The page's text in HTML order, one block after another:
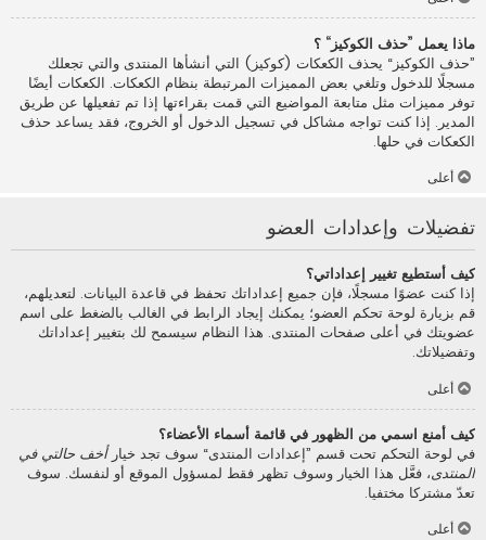
ماذا يعمل ”حذف الكوكيز“ ؟
”حذف الكوكيز“ يحذف الكعكات (كوكيز) التي أنشأها المنتدى والتي تجعلك
مسجلًا للدخول وتلغي بعض المميزات المرتبطة بنظام الكعكات. الكعكات أيضًا
توفر مميزات مثل متابعة المواضيع التي قمت بقراءتها إذا تم تفعيلها عن طريق
المدير. إذا كنت تواجه مشاكل في تسجيل الدخول أو الخروج، فقد يساعد حذف
الكعكات في حلها.
أعلى
تفضيلات وإعدادات العضو
كيف أستطيع تغيير إعداداتي؟
إذا كنت عضوًا مسجلًا، فإن جميع إعداداتك تحفظ في قاعدة البيانات. لتعديلهم،
قم بزيارة لوحة تحكم العضو؛ يمكنك إيجاد الرابط في الغالب بالضغط على اسم
عضويتك في أعلى صفحات المنتدى. هذا النظام سيسمح لك بتغيير إعداداتك
وتفضيلاتك.
أعلى
كيف أمنع اسمي من الظهور في قائمة أسماء الأعضاء؟
في لوحة التحكم تحت قسم ”إعدادات المنتدى“ سوف تجد خيارأخف حالتي في
المنتدى، فعَّل هذا الخيار وسوف تظهر فقط لمسؤول الموقع أو لنفسك. سوف
تعدّ مشتركا مختفيا.
أعلى